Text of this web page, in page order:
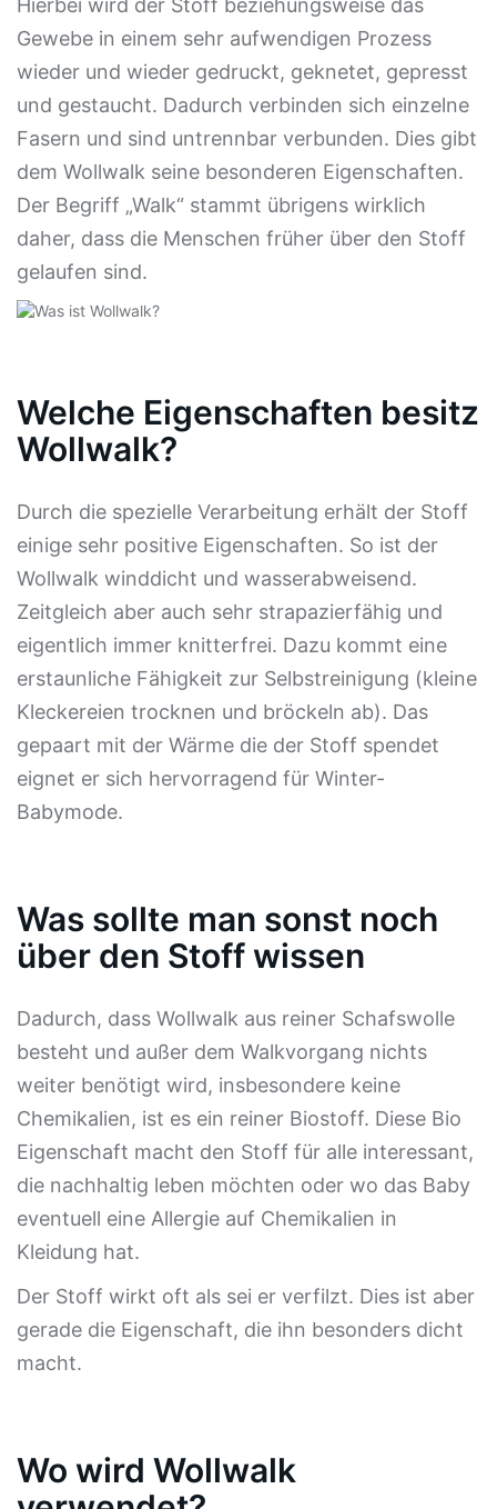
Hierbei wird der Stoff beziehungsweise das
Gewebe in einem sehr aufwendigen Prozess
wieder und wieder gedruckt, geknetet, gepresst
und gestaucht. Dadurch verbinden sich einzelne
Fasern und sind untrennbar verbunden. Dies gibt
dem Wollwalk seine besonderen Eigenschaften.
Der Begriff „Walk“ stammt übrigens wirklich
daher, dass die Menschen früher über den Stoff
gelaufen sind.
Welche Eigenschaften besitz
Wollwalk?
Durch die spezielle Verarbeitung erhält der Stoff
einige sehr positive Eigenschaften. So ist der
Wollwalk winddicht und wasserabweisend.
Zeitgleich aber auch sehr strapazierfähig und
eigentlich immer knitterfrei. Dazu kommt eine
erstaunliche Fähigkeit zur Selbstreinigung (kleine
Kleckereien trocknen und bröckeln ab). Das
gepaart mit der Wärme die der Stoff spendet
eignet er sich hervorragend für Winter-
Babymode.
Was sollte man sonst noch
über den Stoff wissen
Dadurch, dass Wollwalk aus reiner Schafswolle
besteht und außer dem Walkvorgang nichts
weiter benötigt wird, insbesondere keine
Chemikalien, ist es ein reiner Biostoff. Diese Bio
Eigenschaft macht den Stoff für alle interessant,
die nachhaltig leben möchten oder wo das Baby
eventuell eine Allergie auf Chemikalien in
Kleidung hat.
Der Stoff wirkt oft als sei er verfilzt. Dies ist aber
gerade die Eigenschaft, die ihn besonders dicht
macht.
Wo wird Wollwalk